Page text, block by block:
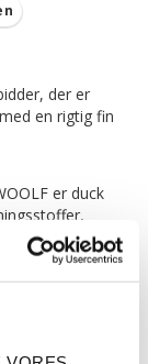
der er
en rigtig fin
er duck